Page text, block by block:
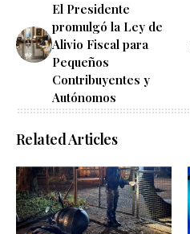
El Presidente
promulgó la Ley de
Alivio Fiscal para
Pequeños
Contribuyentes y
Autónomos
Related Articles